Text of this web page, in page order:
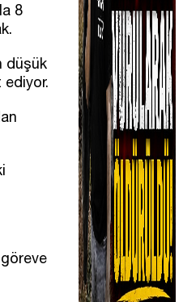
8
düşük
ediyor.